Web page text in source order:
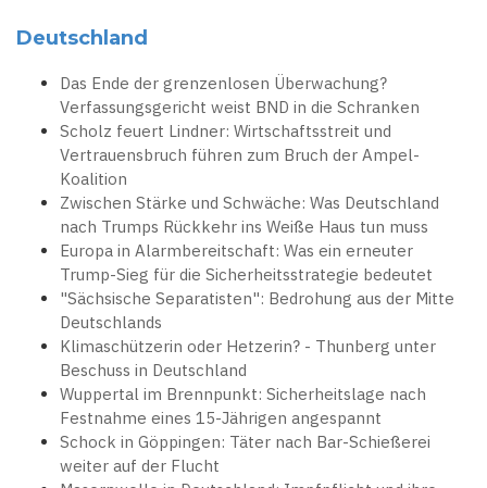
Deutschland
Das Ende der grenzenlosen Überwachung?
Verfassungsgericht weist BND in die Schranken
Scholz feuert Lindner: Wirtschaftsstreit und
Vertrauensbruch führen zum Bruch der Ampel-
Koalition
Zwischen Stärke und Schwäche: Was Deutschland
nach Trumps Rückkehr ins Weiße Haus tun muss
Europa in Alarmbereitschaft: Was ein erneuter
Trump-Sieg für die Sicherheitsstrategie bedeutet
"Sächsische Separatisten": Bedrohung aus der Mitte
Deutschlands
Klimaschützerin oder Hetzerin? - Thunberg unter
Beschuss in Deutschland
Wuppertal im Brennpunkt: Sicherheitslage nach
Festnahme eines 15-Jährigen angespannt
Schock in Göppingen: Täter nach Bar-Schießerei
weiter auf der Flucht